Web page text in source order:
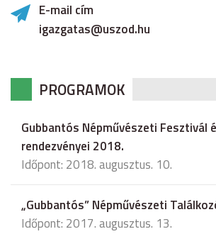
E-mail cím
igazgatas@uszod.hu
PROGRAMOK
Gubbantós Népművészeti Fesztivál
rendezvényei 2018.
Időpont: 2018. augusztus. 10.
„Gubbantós” Népművészeti
Időpont: 2017. augusztus. 13.